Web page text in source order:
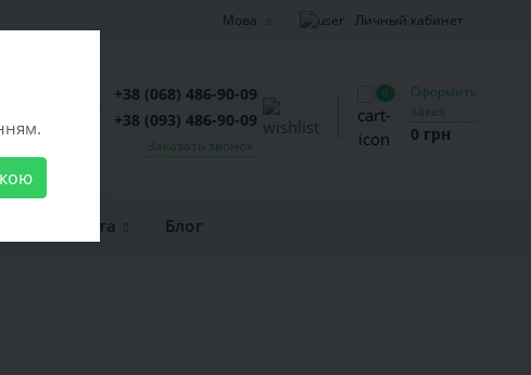
Мова Личный кабинет
+38 (068) 486-90-09
+38 (093) 486-90-09
Заказать звонок
0
Оформить
заказ
0 грн
и оплата Блог